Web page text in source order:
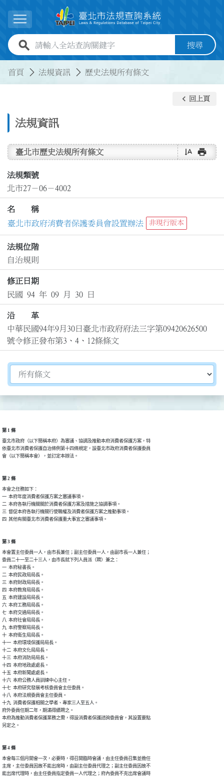
展開選單
全站查詢關鍵字欄位 搜尋
首頁 法規資訊 歷史法規所有條文
法規資訊
keyboard_arrow_left 回上頁
臺北市歷史法規所有條文 text_rotate_vertical print
法規類號
北市27－06－4002
名 稱
臺北市政府消費者保護委員會設置辦法
非現行版本
法規位階
自治規則
修正日期
民國 94 年 09 月 30 日
沿 革
中華民國94年9月30日臺北市政府府法三字第09420626500
號令修正發布第3、4、12條條文
切換選擇法規資訊內容
第 1 條
臺北市政府（以下簡稱本府）為審議、協調及推動本府消費者保護方案，特
依臺北市消費者保護自治條例第十四條規定，設臺北市政府消費者保護委員
會（以下簡稱本會），並訂定本辦法。
第 2 條
本會之任務如下：
一  本府年度消費者保護方案之審議事項。
二  本府各執行機關關於消費者保護方案及措施之協調事項。
三  督促本府各執行機關行使職權及消費者保護方案之推動事項。
四  其他有關臺北市消費者保護重大事宜之審議事項。
第 3 條
本會置主任委員一人，由市長兼任；副主任委員一人，由副市長一人兼任；
委員二十一至二十三人，由市長就下列人員派（聘）兼之：
一  本府秘書長。
二  本府民政局局長。
三  本府財政局局長。
四  本府教育局局長。
五  本府建設局局長。
六  本府工務局局長。
七  本府交通局局長。
八  本府社會局局長。
九  本府警察局局長。
十  本府衛生局局長。
十一  本府環境保護局局長。
十二  本府文化局局長。
十三  本府消防局局長。
十四  本府地政處處長。
十五  本府新聞處處長。
十六  本府公務人員訓練中心主任。
十七  本府研究發展考核委員會主任委員。
十八  本府法規委員會主任委員。
十九  消費者保護相關之學者、專家三人至五人。
府外委員任期二年，期滿得續聘之。
本府為推動消費者保護業務之需，得設消費者保護諮詢委員會，其設置要點
另定之。
第 4 條
本會每三個月開會一次，必要時，得召開臨時會議，由主任委員召集並擔任
主席，主任委員因故不能出席時，由副主任委員代理之；副主任委員因故不
能出席代理時，由主任委員指定委員一人代理之；府內委員不克出席會議時